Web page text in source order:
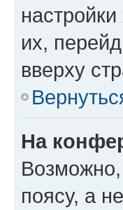
их,
вверху
На
поясу, а